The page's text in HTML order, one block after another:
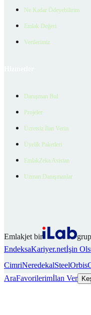
Ne Kadar Ödeyebilirim
Emlak Değeri
Verilerimiz
Danışman Bul
Projeler
Ücretsiz İlan Verin
Üyelik Paketleri
EmlakZeka Asistan
Uzman Danışmanlar
Emlakjet bir
EndeksaKariyer.netİşin
CimriNeredekalSteelOrbis
AraFavorilerimİlan Ver